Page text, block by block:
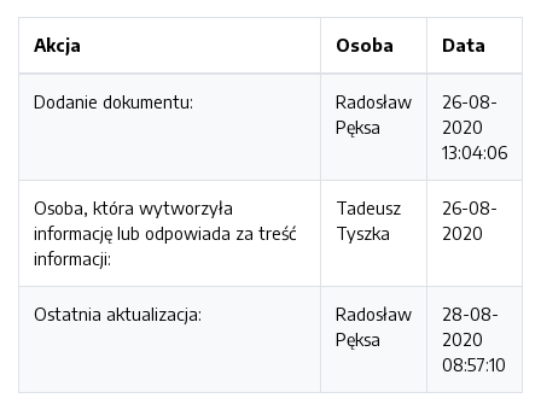
Akcja Osoba Data
Dodanie dokumentu:
Radosław
Pęksa
26-08-
2020
13:04:06
Osoba, która wytworzyła
informację lub odpowiada za treść
informacji:
Tadeusz
Tyszka
26-08-
2020
Ostatnia aktualizacja:
Radosław
Pęksa
28-08-
2020
08:57:10